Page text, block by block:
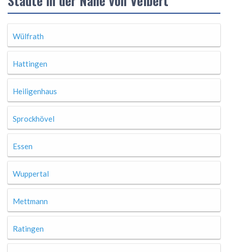
Wülfrath
Hattingen
Heiligenhaus
Sprockhövel
Essen
Wuppertal
Mettmann
Ratingen